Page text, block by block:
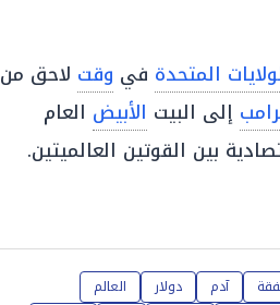
المتحدة في وقت لاحق من
إلى البيت الأبيض العام
بين القوتين العالميتين.
آدم دولار
العالم